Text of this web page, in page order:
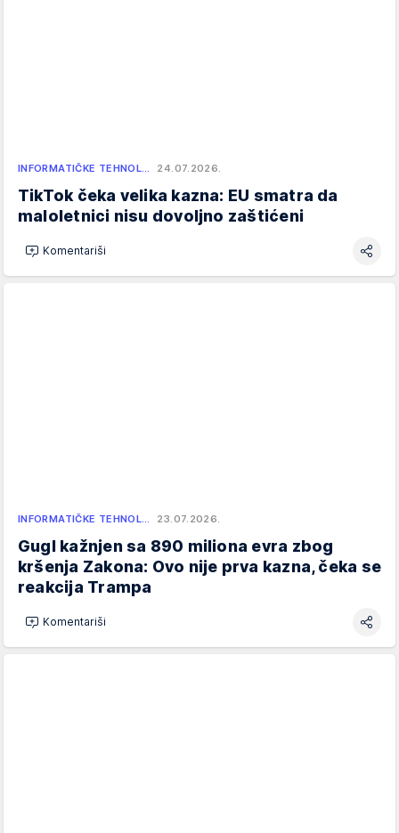
INFORMATIČKE TEHNOL… 24.07.2026.
TikTok čeka velika kazna: EU smatra da
maloletnici nisu dovoljno zaštićeni
Komentariši
INFORMATIČKE TEHNOL… 23.07.2026.
Gugl kažnjen sa 890 miliona evra zbog
kršenja Zakona: Ovo nije prva kazna, čeka se
reakcija Trampa
Komentariši